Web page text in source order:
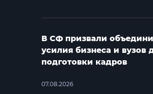
В СФ призвали
усилия бизнеса и вузов
подготовки кадров
07.08.2026